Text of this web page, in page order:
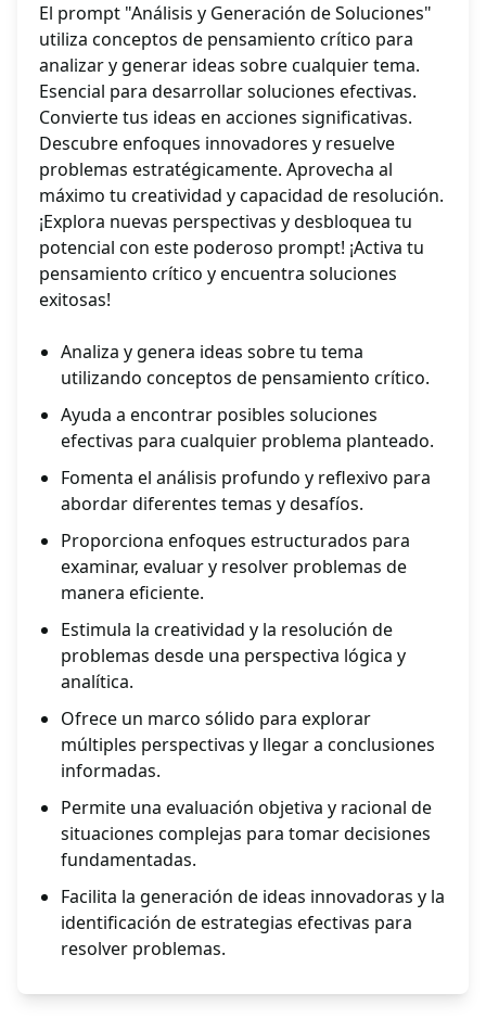
El prompt "Análisis y Generación de Soluciones"
utiliza conceptos de pensamiento crítico para
analizar y generar ideas sobre cualquier tema.
Esencial para desarrollar soluciones efectivas.
Convierte tus ideas en acciones significativas.
Descubre enfoques innovadores y resuelve
problemas estratégicamente. Aprovecha al
máximo tu creatividad y capacidad de resolución.
¡Explora nuevas perspectivas y desbloquea tu
potencial con este poderoso prompt! ¡Activa tu
pensamiento crítico y encuentra soluciones
exitosas!
Analiza y genera ideas sobre tu tema
utilizando conceptos de pensamiento crítico.
Ayuda a encontrar posibles soluciones
efectivas para cualquier problema planteado.
Fomenta el análisis profundo y reflexivo para
abordar diferentes temas y desafíos.
Proporciona enfoques estructurados para
examinar, evaluar y resolver problemas de
manera eficiente.
Estimula la creatividad y la resolución de
problemas desde una perspectiva lógica y
analítica.
Ofrece un marco sólido para explorar
múltiples perspectivas y llegar a conclusiones
informadas.
Permite una evaluación objetiva y racional de
situaciones complejas para tomar decisiones
fundamentadas.
Facilita la generación de ideas innovadoras y la
identificación de estrategias efectivas para
resolver problemas.